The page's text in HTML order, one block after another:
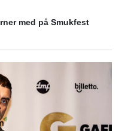
med på Smukfest